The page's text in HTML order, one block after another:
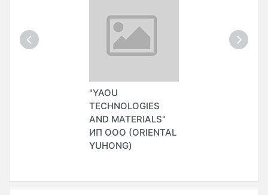
"YAOU
TECHNOLOGIES
AND MATERIALS"
ИП ООО (ORIENTAL
YUHONG)